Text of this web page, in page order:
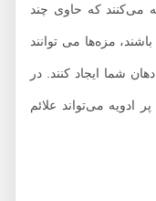
که حاوی چند
مزه‌ها می توانند
ایجاد کنند. در
می‌تواند علائم